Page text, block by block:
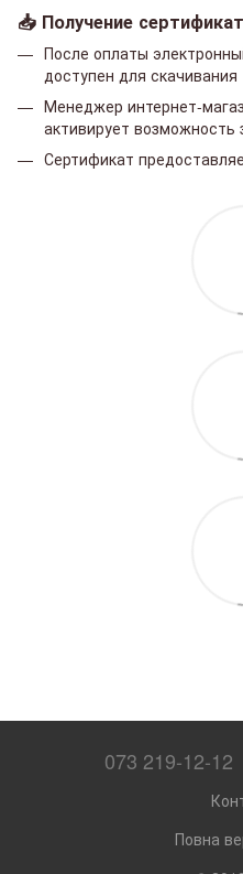
📥 Получение
После оплаты
доступен для скачивания
Менеджер интернет-
активирует возможность
Сертификат
073 219-12-12
Повна